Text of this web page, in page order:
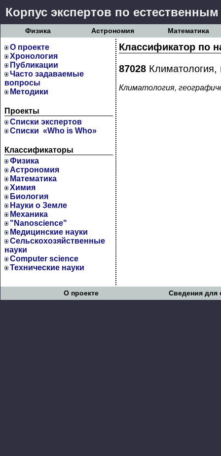
Корпус экспертов по
Физика Астрономия Математика
О проекте
Хронология
Публикации
Часто задаваемые
вопросы
Методики
Проекты
Cписки экспертов
Списки «Who is Who»
Классификаторы
Физика
Астрономия
Математика
Химия
Биология
Науки о Земле
Механика
"Nanoscience"
Медицинские науки
Сельскохозяйственные
науки
Computer science
Технические науки
Классификатор по
87028 Климатология,
Климатология,
О проекте Сведения для